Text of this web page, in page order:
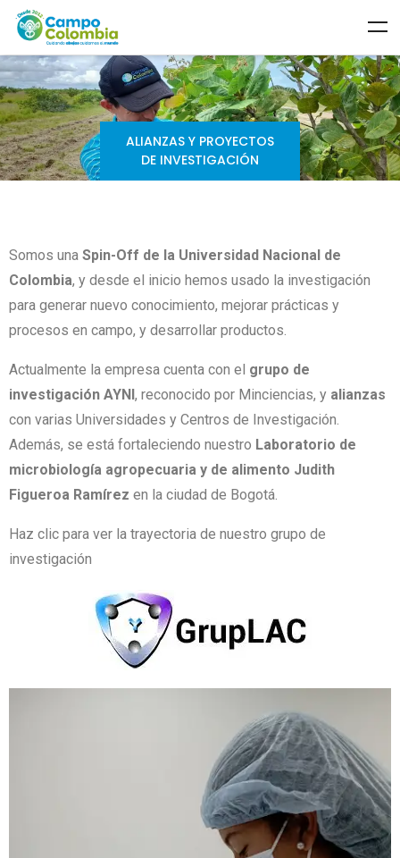
ALIANZAS Y PROYECTOS
DE INVESTIGACIÓN
Somos una Spin-Off de la Universidad Nacional de
Colombia, y desde el inicio hemos usado la investigación
para generar nuevo conocimiento, mejorar prácticas y
procesos en campo, y desarrollar productos.
Actualmente la empresa cuenta con el grupo de
investigación AYNI, reconocido por Minciencias, y alianzas
con varias Universidades y Centros de Investigación.
Además, se está fortaleciendo nuestro Laboratorio de
microbiología agropecuaria y de alimento Judith
Figueroa Ramírez en la ciudad de Bogotá.
Haz clic para ver la trayectoria de nuestro grupo de
investigación